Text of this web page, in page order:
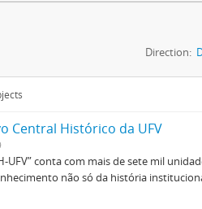
Direction:
Central Histórico da UFV
UFV” conta com mais de sete mil
não só da história